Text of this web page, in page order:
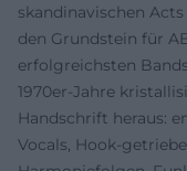
skandinavischen
den Grundstein für
erfolgreichsten
1970er-Jahre
Handschrift heraus:
Vocals, Hook-